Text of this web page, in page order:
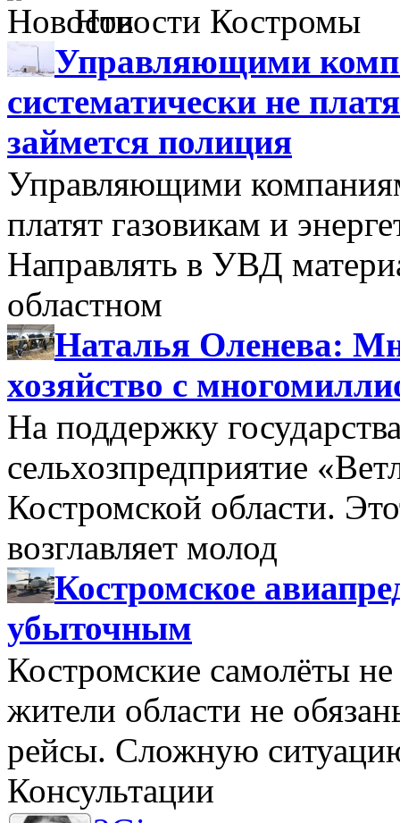
Новости Костромы
Управляющими
систематически не
займется полиция
Управляющими
платят газовикам и
Направлять в УВД
областном
Наталья Оленева:
хозяйство с
На поддержку
сельхозпредприятие
Костромской области.
возглавляет молод
Костромское
убыточным
Костромские самолёты
жители области не
рейсы. Сложную
Консультации